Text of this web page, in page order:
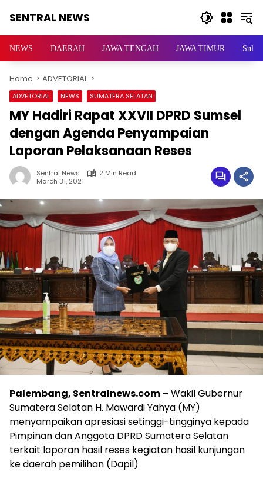
SENTRAL NEWS
NEWS
NEWS DAERAH JAWA TENGAH JAWA TIMUR
Home ADVETORIAL
ADVETORIAL NEWS SUMATERA SELATAN
MY Hadiri Rapat XXVII DPRD Sumsel
dengan Agenda Penyampaian
Laporan Pelaksanaan Reses
Sentral News
2 Min Read
March 31, 2021
Palembang, Sentralnews.com – Wakil Gubernur
Sumatera Selatan H. Mawardi Yahya (MY)
menyampaikan apresiasi setinggi-tingginya kepada
Pimpinan dan Anggota DPRD Sumatera Selatan
terkait laporan hasil reses kegiatan hasil kunjungan
ke daerah pemilihan (Dapil)